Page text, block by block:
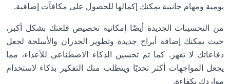
يومية ومهام جانبية يمكنك إكمالها للحصول على مكافآت إضافية.
من التحسينات الجديدة أيضًا إمكانية تخصيص قلعتك بشكل أكبر،
حيث يمكنك إضافة أبراج جديدة وتطوير الجدران والأسلحة لجعل
دفاعاتك لا تقهر. كما تم تحسين الذكاء الاصطناعي للأعداء، مما
يجعل المواجهات أكثر تحديًا ويتطلب منك التفكير بذكاء لاستخدام
مواردك بكفاءة.